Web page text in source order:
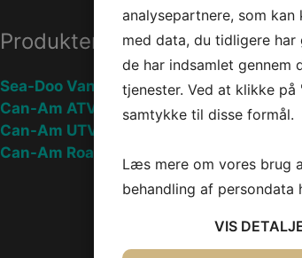
Produkter
Sea-Doo Vandscooter
Can-Am ATV
Can-Am UTV
Can-Am Roadster
analysepartnere, som kan
med data, du tidligere har
de har indsamlet gennem
tjenester. Ved at klikke på
samtykke til disse formål.
Læs mere om vores brug
behandling af persondata
VIS